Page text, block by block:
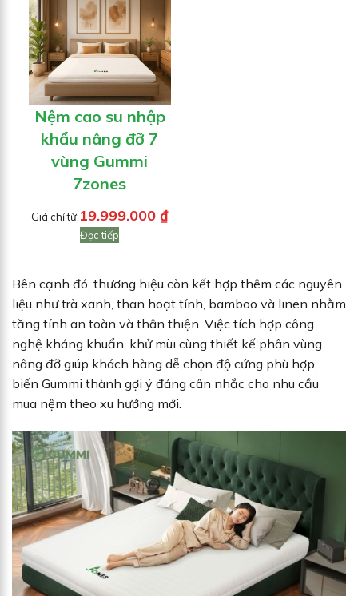
Nệm cao su nhập
khẩu nâng đỡ 7
vùng Gummi
7zones
Giá chỉ từ:19.999.000 ₫
Đọc tiếp
Bên cạnh đó, thương hiệu còn kết hợp thêm các nguyên
liệu như trà xanh, than hoạt tính, bamboo và linen nhằm
tăng tính an toàn và thân thiện. Việc tích hợp công
nghệ kháng khuẩn, khử mùi cùng thiết kế phân vùng
nâng đỡ giúp khách hàng dễ chọn độ cứng phù hợp,
biến Gummi thành gợi ý đáng cân nhắc cho nhu cầu
mua nệm theo xu hướng mới.